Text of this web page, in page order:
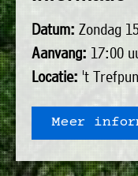
Datum: Zondag
Aanvang: 17:00
Locatie: 't
Meer
Plaatselijk
belang
Informatie
de
volgende
personen:
Voorzitter
vacant
Michiel
Modderman
Penningmeester
vacant